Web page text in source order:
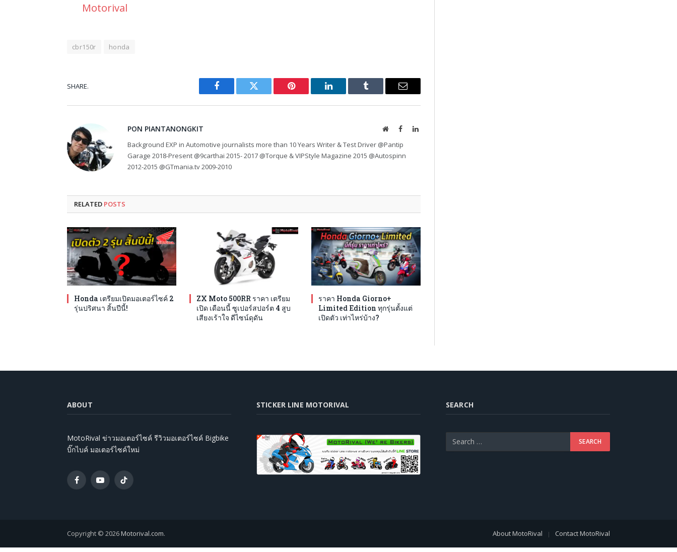
Motorival
cbr150r honda
SHARE.
Facebook Twitter Pinterest LinkedIn Tumblr Email
PON PIANTANONGKIT WebsiteFacebookLinkedIn
Background EXP in Automotive journalists more than 10 Years Writer & Test Driver @Pantip
Garage 2018-Present @9carthai 2015- 2017 @Torque & VIPStyle Magazine 2015 @Autospinn
2012-2015 @GTmania.tv 2009-2010
RELATED POSTS
Honda เตรียมเปิดมอเตอร์ไซค์ 2
รุ่นปริศนา สิ้นปีนี้!
ZX Moto 500RR ราคา เตรียม
เปิด เดือนนี้ ซูเปอร์สปอร์ต 4 สูบ
เสียงเร้าใจ ดีไซน์ดุดัน
ราคา Honda Giorno+
Limited Edition ทุกรุ่นตั้งแต่
เปิดตัว เท่าไหร่บ้าง?
ABOUT
MotoRival ข่าวมอเตอร์ไซค์ รีวิวมอเตอร์ไซค์ Bigbike
บิ๊กไบค์ มอเตอร์ไซค์ใหม่
FacebookYouTubeTikTok
STICKER LINE MOTORIVAL SEARCH
Copyright © 2026Motorival.com. About MotoRival Contact MotoRival